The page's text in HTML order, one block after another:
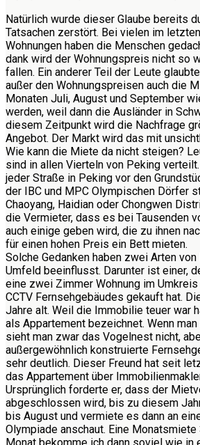
Natürlich wurde dieser Glaube bereits
Tatsachen zerstört. Bei vielen im
Wohnungen haben die Menschen
dank wird der Wohnungspreis nicht so
fallen. Ein anderer Teil der Leute
außer den Wohnungspreisen auch die
Monaten Juli, August und September
werden, weil dann die Ausländer in
diesem Zeitpunkt wird die Nachfrage
Angebot. Der Markt wird das mit
Wie kann die Miete da nicht steigen?
sind in allen Vierteln von Peking
jeder Straße in Peking vor den
der IBC und MPC Olympischen Dörfer
Chaoyang, Haidian oder Chongwen
die Vermieter, dass es bei Tausenden
auch einige geben wird, die zu ihnen
für einen hohen Preis ein Bett mieten.
Solche Gedanken haben zwei Arten
Umfeld beeinflusst. Darunter ist einer,
eine zwei Zimmer Wohnung im
CCTV Fernsehgebäudes gekauft hat.
Jahre alt. Weil die Immobilie teuer war
als Appartement bezeichnet. Wenn
sieht man zwar das Vogelnest nicht,
außergewöhnlich konstruierte
sehr deutlich. Dieser Freund hat seit
das Appartement über
Ursprünglich forderte er, dass der
abgeschlossen wird, bis zu diesem
bis August und vermiete es dann an
Olympiade anschaut. Eine Monatsmiete